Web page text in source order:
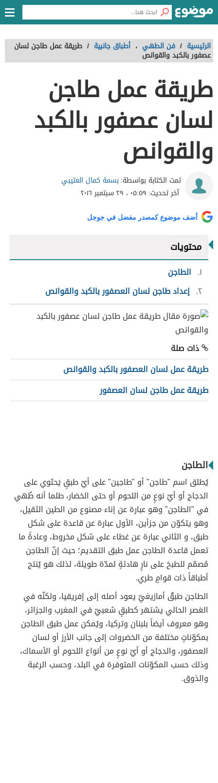
الرئيسية / فن الطهي ، أطباق جانبية / طريقة عمل طاجن لسان
عصفور بالكبد والقوانص
طريقة عمل طاجن
لسان عصفور بالكبد
والقوانص
تمت الكتابة بواسطة: بسمة كمال العتيبي
آخر تحديث: ٠٥:٥٩ ، ٢٩ سبتمبر ٢٠١٦
أضف موضوع كمصدر مفضل في جوجل
محتويات
١
الطاجن
٢ إعداد طاجن لسان العصفور بالكبد والقوانص
ذات صلة
طريقة عمل لسان العصفور بالكبد والقوانص
طريقة عمل طاجن لسان العصفور
الطاجن
يُطلق اسم "طاجن" أو "طاجين" على أيّ طبقٍ يَحتَوي على
الدجاج أو أيّ نوعٍ من اللحوم أو حتى الخضار، طلما أنه طُهي
في "الطاجن" وهو عبارة عن إناء مصنوع من الطين الثقيل،
وهو يتكوّن من جزأين، الأول عبارة عن قاعدة على شكل
طبق، و الثاني عبارة عن غطاء على شكل مخروط، وعادةً ما
تعمل قاعدة الطاجن عمل طبق التقديم؛ حيث إنّ الطاجن
مُصمّم للطبخ على نارٍ هادئةٍ لمدّة طويلة، لذلك هو يُنتج
أطباقاً ذات قوامٍ طري.
الطاجن طبقٌ أمازيغيّ يعود أصله إلى إفريقيا، ولكنّه في
العَصر الحالي يشتهر كطبقٍ شعبيّ في المغرب والجزائر،
وهو معروف أيضاً بلبنان وتركيا، ويُمكن عمل طبق الطاجن
بمكوّناتٍ مختلفة من الخضروات إلى جانب الأرز أو لسان
العصفور، والدجاج أو أيّ نوعٍ من أنواع اللحوم أو الأسماك،
وذلك حسب المكوّنات المتوفرة في البلد، وحسب الرغبة
والذوق.